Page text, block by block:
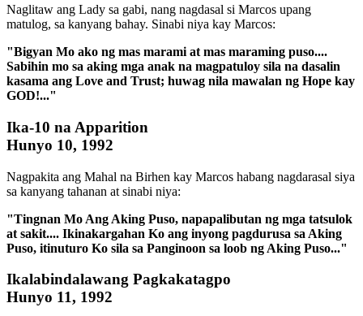
Naglitaw ang Lady sa gabi, nang nagdasal si Marcos upang
matulog, sa kanyang bahay. Sinabi niya kay Marcos:
"Bigyan Mo ako ng mas marami at mas maraming puso....
Sabihin mo sa aking mga anak na magpatuloy sila na dasalin
kasama ang Love and Trust; huwag nila mawalan ng Hope kay
GOD!..."
Ika-10 na Apparition
Hunyo 10, 1992
Nagpakita ang Mahal na Birhen kay Marcos habang nagdarasal siya
sa kanyang tahanan at sinabi niya:
"Tingnan Mo Ang Aking Puso, napapalibutan ng mga tatsulok
at sakit.... Ikinakargahan Ko ang inyong pagdurusa sa Aking
Puso, itinuturo Ko sila sa Panginoon sa loob ng Aking Puso..."
Ikalabindalawang Pagkakatagpo
Hunyo 11, 1992